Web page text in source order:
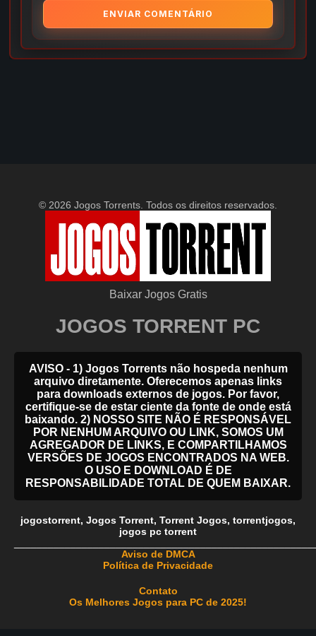
© 2026 Jogos Torrents. Todos os direitos reservados.
Baixar Jogos Gratis
JOGOS TORRENT PC
AVISO - 1) Jogos Torrents não hospeda nenhum
arquivo diretamente. Oferecemos apenas links
para downloads externos de jogos. Por favor,
certifique-se de estar ciente da fonte de onde está
baixando. 2) NOSSO SITE NÃO É RESPONSÁVEL
POR NENHUM ARQUIVO OU LINK, SOMOS UM
AGREGADOR DE LINKS, E COMPARTILHAMOS
VERSÕES DE JOGOS ENCONTRADOS NA WEB.
O USO E DOWNLOAD É DE
RESPONSABILIDADE TOTAL DE QUEM BAIXAR.
jogostorrent, Jogos Torrent, Torrent Jogos, torrentjogos,
jogos pc torrent
Aviso de DMCA
Política de Privacidade
Contato
Os Melhores Jogos para PC de 2025!